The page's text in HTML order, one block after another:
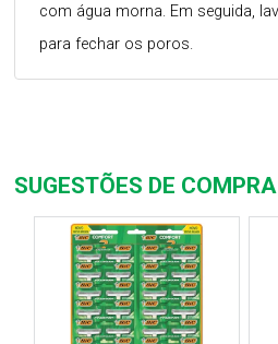
com água morna. Em seguida,
para fechar os poros.
SUGESTÕES DE COMPRA